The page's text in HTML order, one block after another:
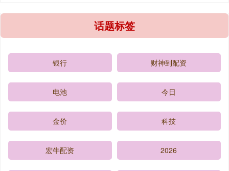
话题标签
银行 财神到配资
电池 今日
金价 科技
宏牛配资 2026